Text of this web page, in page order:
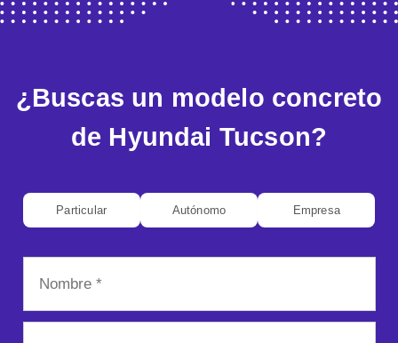
¿Buscas un modelo concreto
de Hyundai Tucson?
Particular Autónomo Empresa